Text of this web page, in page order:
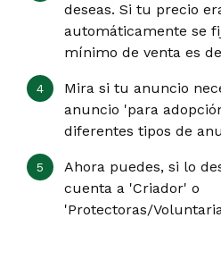
deseas. Si tu precio
automáticamente se
mínimo de venta es
Mira si tu anuncio
anuncio 'para
diferentes tipos de
Ahora puedes, si lo
cuenta a 'Criador' o
'Protectoras/